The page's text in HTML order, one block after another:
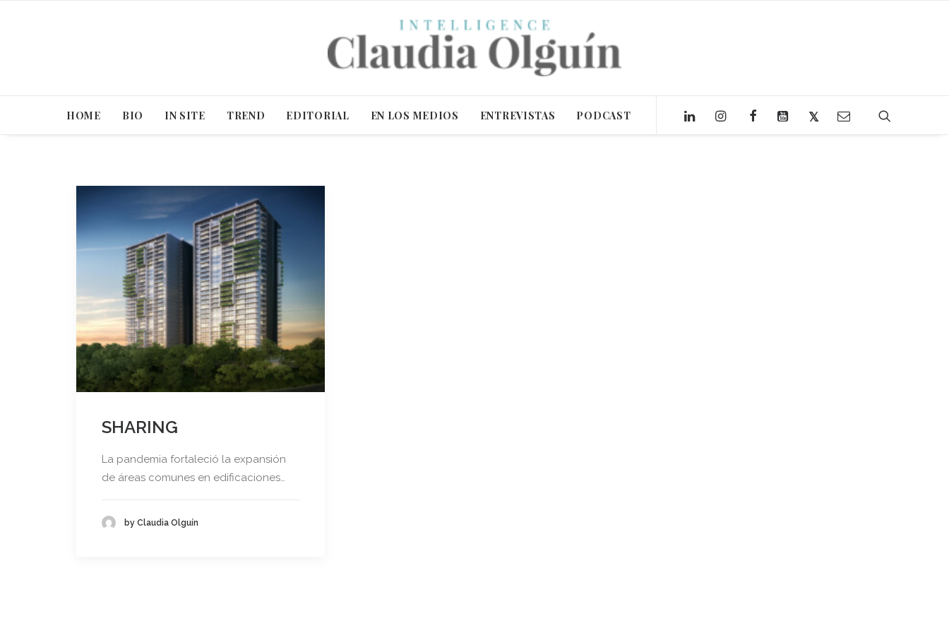
HOME BIO IN SITE TREND EDITORIAL EN LOS MEDIOS ENTREVISTAS PODCAST
SHARING
La pandemia fortaleció la expansión
de áreas comunes en edificaciones…
by Claudia Olguín